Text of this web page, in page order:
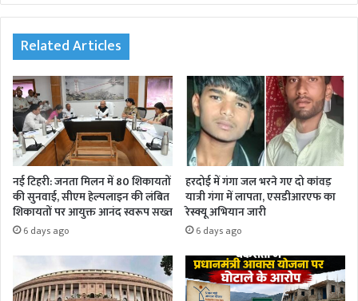
te
Related Articles
नई टिहरी: जनता मिलन में 80 शिकायतों
की सुनवाई, सीएम हेल्पलाइन की लंबित
शिकायतों पर आयुक्त आनंद स्वरूप सख्त
6 days ago
हरदोई में गंगा जल भरने गए दो कांवड़
यात्री गंगा में लापता, एसडीआरएफ का
रेस्क्यू अभियान जारी
6 days ago